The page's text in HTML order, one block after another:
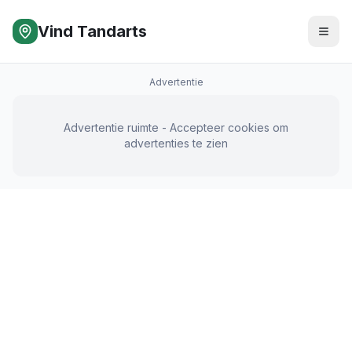
Vind Tandarts
Advertentie
Advertentie ruimte - Accepteer cookies om
advertenties te zien